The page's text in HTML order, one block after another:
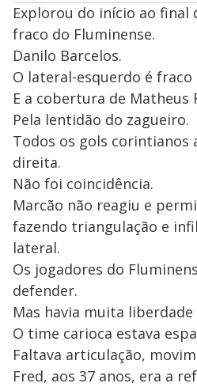
Explorou do início ao
fraco do Fluminense.
Danilo Barcelos.
O lateral-esquerdo é fraco
E a cobertura de Matheus
Pela lentidão do zagueiro.
Todos os gols corintianos
direita.
Não foi coincidência.
Marcão não reagiu e
fazendo triangulação e
lateral.
Os jogadores do
defender.
Mas havia muita
O time carioca estava
Faltava articulação,
Fred, aos 37 anos, era a